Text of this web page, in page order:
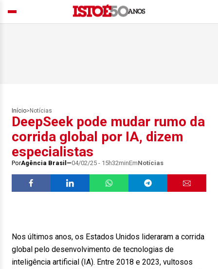
Início> Notícias
DeepSeek pode mudar rumo da
corrida global por IA, dizem
especialistas
PorAgência Brasil 04/02/25 - 15h32minEmNotícias
Nos últimos anos, os Estados Unidos lideraram a corrida
global pelo desenvolvimento de tecnologias de
inteligência artificial (IA). Entre 2018 e 2023, vultosos